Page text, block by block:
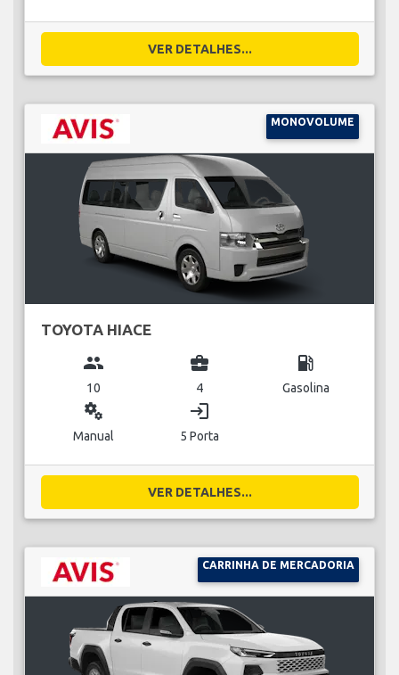
VER DETALHES...
MONOVOLUME
TOYOTA HIACE
group
10
business_center
4
local_gas_station
Gasolina
miscellaneous_services
Manual
login
5 Porta
VER DETALHES...
CARRINHA DE MERCADORIA